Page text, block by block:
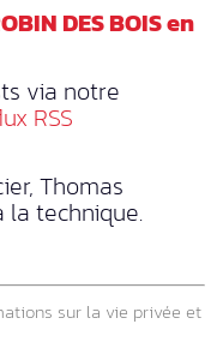
DES BOIS en
via notre
RSS
Thomas
la technique.
sur la vie privée et